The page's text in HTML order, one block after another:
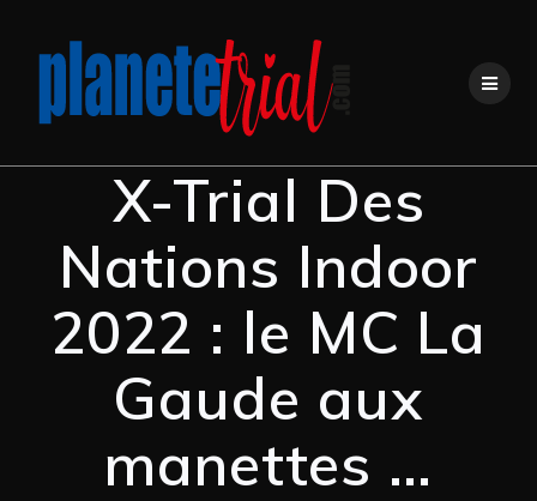
X-Trial Des
Nations Indoor
2022 : le MC La
Gaude aux
manettes …